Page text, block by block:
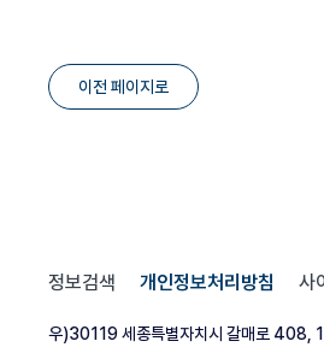
이전 페이지로
정보검색 개인정보처리방침 사
우)30119 세종특별자치시 갈매로 408,